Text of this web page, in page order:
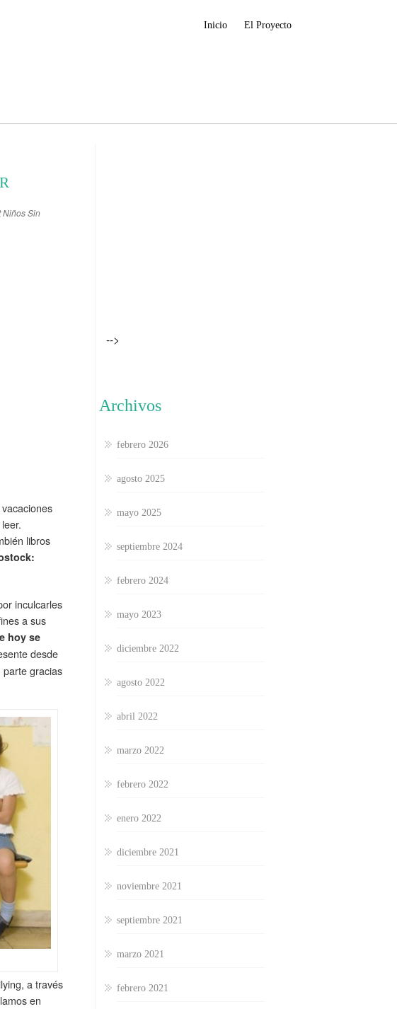
Inicio El Proyecto
NiñosSin
libros
inculcarles
a sus
hoy se
desde
gracias
a través
en
-->
Archivos
febrero 2026
agosto 2025
mayo 2025
septiembre 2024
febrero 2024
mayo 2023
diciembre 2022
agosto 2022
abril 2022
marzo 2022
febrero 2022
enero 2022
diciembre 2021
noviembre 2021
septiembre 2021
marzo 2021
febrero 2021